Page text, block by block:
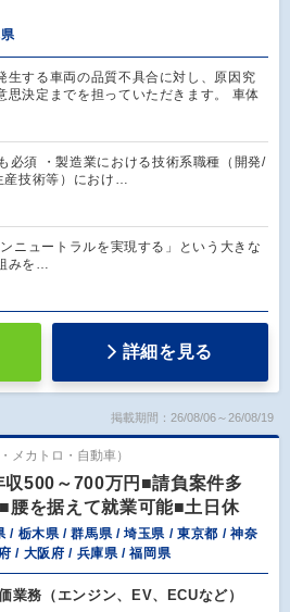
生する車両の品質不具合に対し、原因究
思決定までを担っていただきます。 車体
必須 ・製造業における技術系職種（開発/
産技術等）におけ…
ニュートラルを実現する」という大きな
みを…
詳細を見る
掲載期間：26/08/06～26/08/19
メカトロ・自動車）
500～700万円■請負案件多
腰を据えて就業可能■土日休
/ 栃木県 / 群馬県 / 埼玉県 / 東京都 / 神奈
/ 大阪府 / 兵庫県 / 福岡県
業務（エンジン、EV、ECUなど）